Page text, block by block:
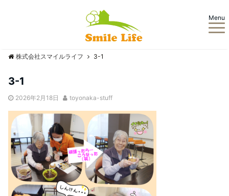
Menu
株式会社スマイルライフ 3-1
3-1
2026年2月18日 toyonaka-stuff